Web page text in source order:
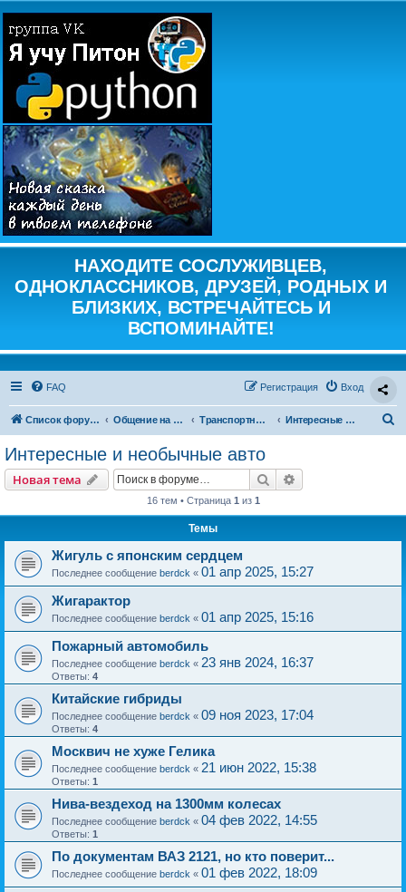
НАХОДИТЕ СОСЛУЖИВЦЕВ,
ОДНОКЛАССНИКОВ, ДРУЗЕЙ, РОДНЫХ И
БЛИЗКИХ, ВСТРЕЧАЙТЕСЬ И
ВСПОМИНАЙТЕ!
FAQ Вход
Регистрация
Список форумов Общение на свободные темы Транспортный вопрос. АвтоФорум Интересные и необычные авто
Интересные и необычные авто
Новая тема Поиск
16 тем • Страница 1 из 1
Темы
Жигуль с японским сердцем
Последнее сообщение berdck « 01 апр 2025, 15:27
Жигарактор
Последнее сообщение berdck « 01 апр 2025, 15:16
Пожарный автомобиль
Последнее сообщение berdck « 23 янв 2024, 16:37
Ответы: 4
Китайские гибриды
Последнее сообщение berdck « 09 ноя 2023, 17:04
Ответы: 4
Москвич не хуже Гелика
Последнее сообщение berdck « 21 июн 2022, 15:38
Ответы: 1
Нива-вездеход на 1300мм колесах
Последнее сообщение berdck « 04 фев 2022, 14:55
Ответы: 1
По документам ВАЗ 2121, но кто поверит...
Последнее сообщение berdck « 01 фев 2022, 18:09